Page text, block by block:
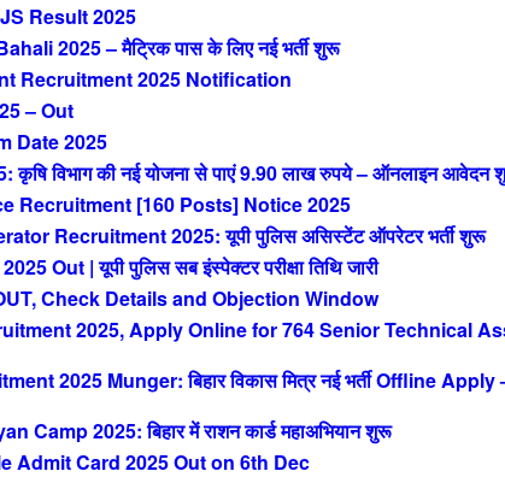
Result 2025
2025 – मैट्रिक पास के लिए नई भर्ती शुरू
Recruitment 2025 Notification
– Out
Date 2025
विभाग की नई योजना से पाएं 9.90 लाख रुपये – ऑनलाइन आवेदन
Recruitment [160 Posts] Notice 2025
Recruitment 2025: यूपी पुलिस असिस्टेंट ऑपरेटर भर्ती शुरू
Out | यूपी पुलिस सब इंस्पेक्टर परीक्षा तिथि जारी
Check Details and Objection Window
2025, Apply Online for 764 Senior Technical
2025 Munger: बिहार विकास मित्र नई भर्ती Offline
2025: बिहार में राशन कार्ड महाअभियान शुरू
Admit Card 2025 Out on 6th Dec